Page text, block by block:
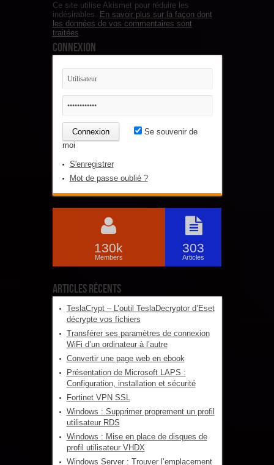
Ce site utilise Akismet pour réduire les
indésirables. En savoir plus sur la façon dont
les données de vos commentaires sont
traitées.
Connexion
Se souvenir de
moi
S'enregistrer
Mot de passe oublié ?
130k
Members
303
Articles
Articles récents
TeslaCrypt – L’outil TeslaDecryptor d’Eset
décrypte vos fichiers
Transférer ses paramètres de connexion
WiFi d’un ordinateur à l’autre
Convertir une page web en ebook
Présentation de Microsoft LAPS :
Configuration, installation et sécurité
Fortinet VPN SSL
Windows : Supprimer proprement un profil
utilisateur RDS
Windows : Mise en place de disques de
profil utilisateur VHDX
Windows Server : Trouver l’emplacement